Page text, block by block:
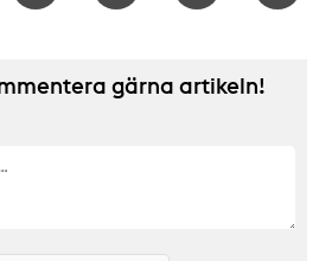
gärna artikeln!